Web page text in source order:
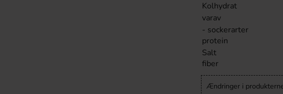
Kolhydrat
varav
- sockerarter
protein
Salt
fiber
Ændringer i